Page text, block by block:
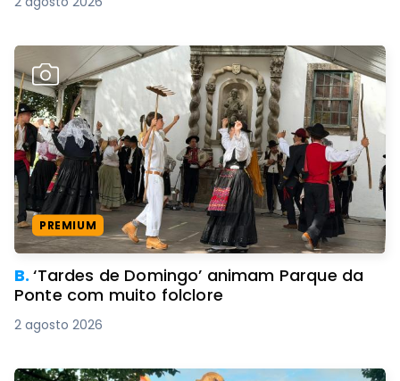
PREMIUM
B.‘Tardes de Domingo’ animam Parque da
Ponte com muito folclore
2 agosto 2026